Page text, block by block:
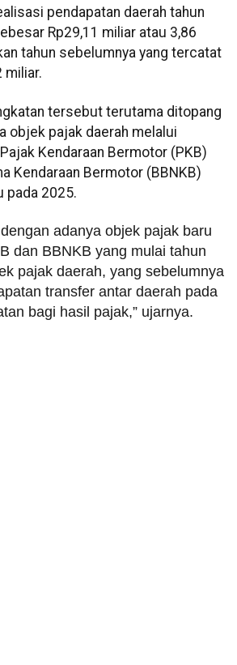
pendapatan daerah tahun
Rp29,11 miliar atau 3,86
tahun sebelumnya yang tercatat
miliar.
tersebut terutama ditopang
objek pajak daerah melalui
Kendaraan Bermotor (PKB)
Kendaraan Bermotor (BBNKB)
pada 2025.
adanya objek pajak baru
dan BBNKB yang mulai tahun
pajak daerah, yang sebelumnya
transfer antar daerah pada
bagi hasil pajak,” ujarnya.